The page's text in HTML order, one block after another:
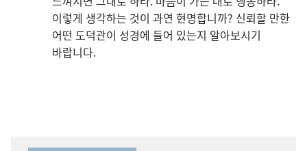
이렇게 생각하는 것이 과연 현명합니까? 신뢰할 만한
어떤 도덕관이 성경에 들어 있는지 알아보시기
바랍니다.